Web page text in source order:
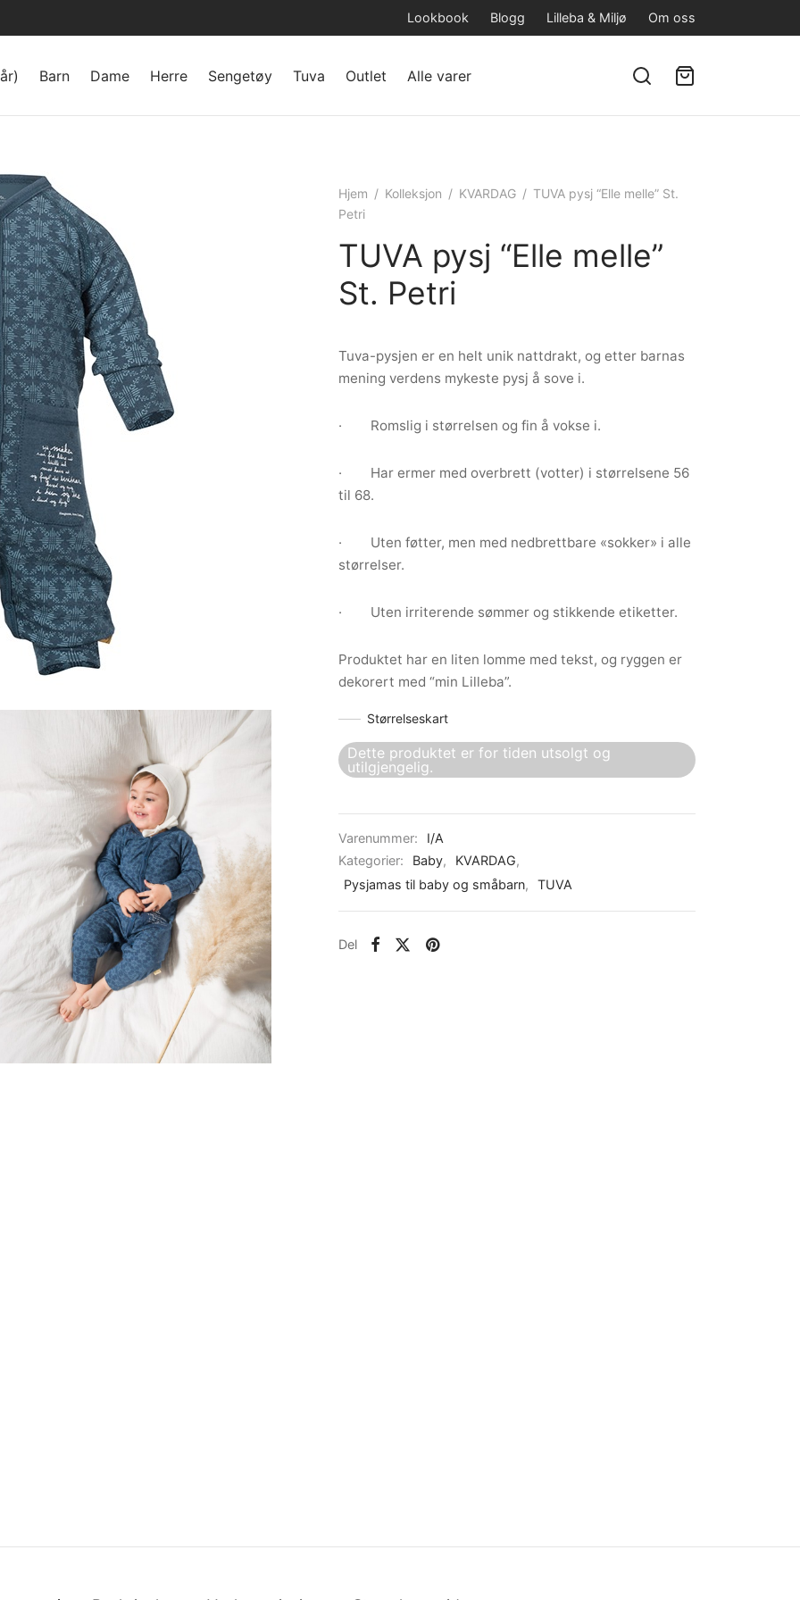
Lookbook Blogg Lilleba & Miljø Om oss
Barn Dame Herre Sengetøy Tuva Outlet Alle varer
Hjem / Kolleksjon / KVARDAG / TUVA pysj “Elle melle” St.
Petri
TUVA pysj “Elle melle”
St. Petri
Tuva-pysjen er en helt unik nattdrakt, og etter barnas
mening verdens mykeste pysj å sove i.
· Romslig i størrelsen og fin å vokse i.
· Har ermer med overbrett (votter) i størrelsene 56
til 68.
· Uten føtter, men med nedbrettbare «sokker» i alle
størrelser.
· Uten irriterende sømmer og stikkende etiketter.
Produktet har en liten lomme med tekst, og ryggen er
dekorert med “min Lilleba”.
Størrelseskart
Dette produktet er for tiden utsolgt og
utilgjengelig.
Varenummer:
I/A
Kategorier:
Baby, KVARDAG,
Pysjamas til baby og småbarn, TUVA
Del